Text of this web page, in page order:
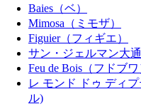
Baies（ベ）
Mimosa（ミモザ）
Figuier（フィギエ）
サン・ジェルマン大
Feu de Bois（フドブワ
レ モンド ドゥ ディ
ル)